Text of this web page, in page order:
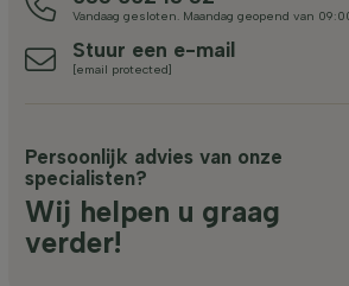
Vandaag gesloten. Maandag geopend van
Stuur een e-mail
[email protected]
Persoonlijk advies van onze
specialisten?
Wij helpen u graag
verder!